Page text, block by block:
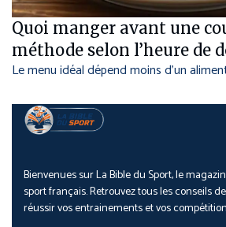
Quoi manger avant une
méthode selon l’heure de
Le menu idéal dépend moins d’un
Bienvenues sur La Bible du Sport, le
sport français. Retrouvez tous les conseils
réussir vos entrainements et vos